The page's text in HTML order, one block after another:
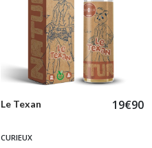
Le Texan 19€90
CURIEUX